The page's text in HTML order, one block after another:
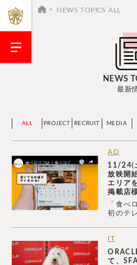
NEWS TOPICS ALL
NEWS
最新
ALL PROJECT RECRUIT MEDIA
AD
11/24(
放映開
エリア
掲載店
「食べ
初のテ
IT
て、